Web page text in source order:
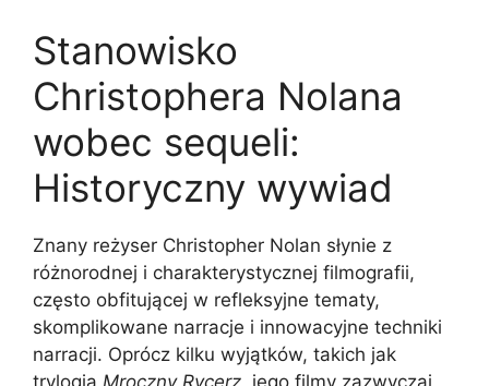
Stanowisko
Christophera Nolana
wobec sequeli:
Historyczny wywiad
Znany reżyser Christopher Nolan słynie z
różnorodnej i charakterystycznej filmografii,
często obfitującej w refleksyjne tematy,
skomplikowane narracje i innowacyjne techniki
narracji. Oprócz kilku wyjątków, takich jak
trylogia Mroczny Rycerz , jego filmy zazwyczaj